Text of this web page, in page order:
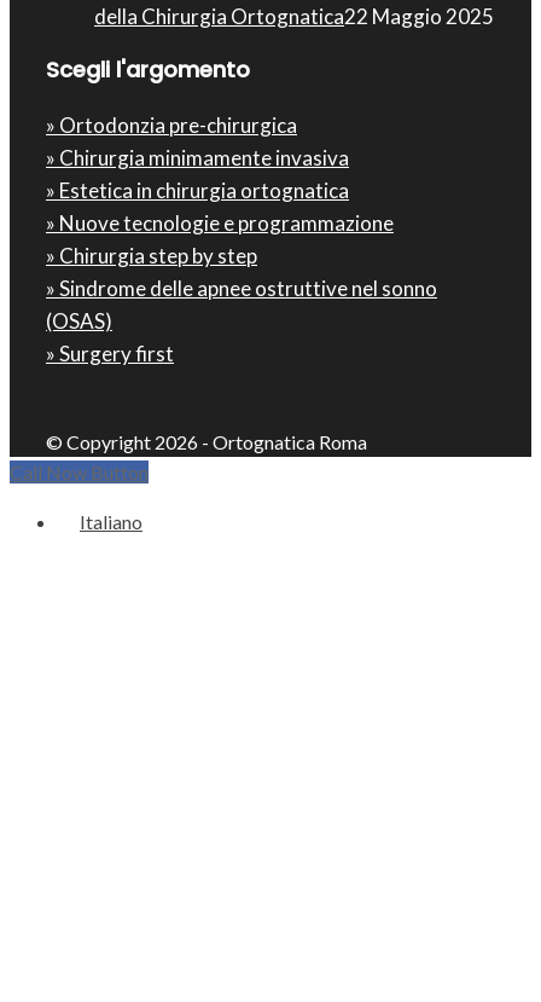
della Chirurgia Ortognatica22 Maggio 2025
Scegli l'argomento
» Ortodonzia pre-chirurgica
» Chirurgia minimamente invasiva
» Estetica in chirurgia ortognatica
» Nuove tecnologie e programmazione
» Chirurgia step by step
» Sindrome delle apnee ostruttive nel sonno
(OSAS)
» Surgery first
© Copyright 2026 - Ortognatica Roma
Call Now Button
Italiano